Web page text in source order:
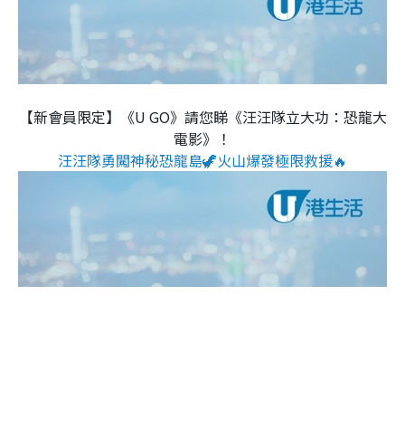
【新會員限定】《U GO》請您睇《汪汪隊立大功：恐龍大
電影》！
汪汪隊勇闖神秘恐龍島🦖火山爆發極限救援🔥